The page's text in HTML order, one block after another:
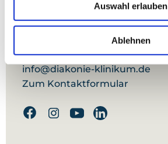
Auswahl erlauben
Ablehnen
Tel: 0711 991-0
info@diakonie-klinikum.de
Zum Kontaktformular
FacebookInstagram
YoutubeLinkedin